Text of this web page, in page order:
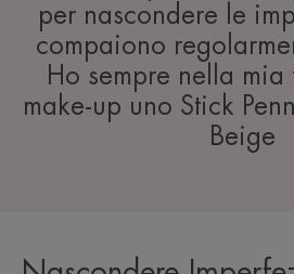
per nascondere le
compaiono
Ho sempre nella mia
make-up uno Stick
Beige